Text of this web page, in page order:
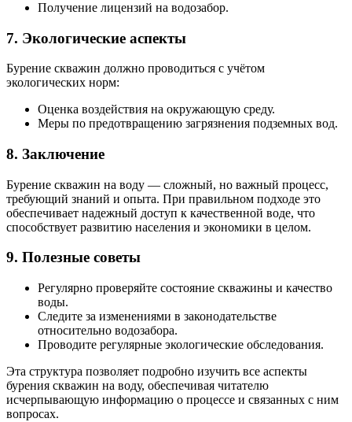
Получение лицензий на водозабор.
7. Экологические аспекты
Бурение скважин должно проводиться с учётом
экологических норм:
Оценка воздействия на окружающую среду.
Меры по предотвращению загрязнения подземных вод.
8. Заключение
Бурение скважин на воду — сложный, но важный процесс,
требующий знаний и опыта. При правильном подходе это
обеспечивает надежный доступ к качественной воде, что
способствует развитию населения и экономики в целом.
9. Полезные советы
Регулярно проверяйте состояние скважины и качество
воды.
Следите за изменениями в законодательстве
относительно водозабора.
Проводите регулярные экологические обследования.
Эта структура позволяет подробно изучить все аспекты
бурения скважин на воду, обеспечивая читателю
исчерпывающую информацию о процессе и связанных с ним
вопросах.